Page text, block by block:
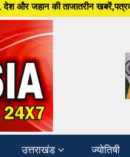
खबरें,पत्रकारिता की नई
उत्तराखंड ज्योतिषी